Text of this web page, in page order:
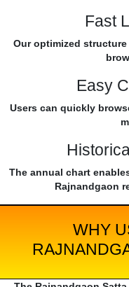
Fast
Our optimized
Easy
Users can quickly
The annual chart
Rajnandgaon
WHY